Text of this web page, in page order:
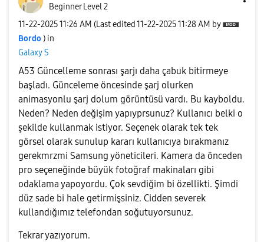
Beginner Level 2
‎11-22-202511:26 AM (Last edited ‎11-22-202511:28 AM by
Bordo ) in
Galaxy S
A53 Güncelleme sonrası şarjı daha çabuk bitirmeye
başladı. Günceleme öncesinde şarj olurken
animasyonlu şarj dolum görüntüsü vardı. Bu kayboldu.
Neden? Neden değişim yapıyprsunuz? Kullanıcı belki o
şekilde kullanmak istiyor. Seçenek olarak tek tek
görsel olarak sunulup kararı kullanıcıya bırakmanız
gerekmrzmi Samsung yöneticileri. Kamera da önceden
pro seçeneğinde büyük fotoğraf makinaları gibi
odaklama yapoyordu. Çok sevdiğim bi özellikti. Şimdi
düz sade bi hale getirmişsiniz. Cidden severek
kullandığımız telefondan soğutuyorsunuz.
Tekrar yazıyorum.